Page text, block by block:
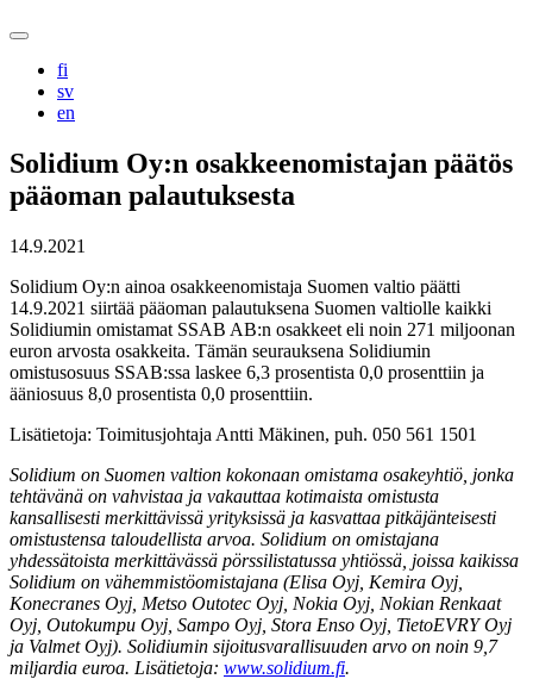
Search
site
fi
sv
en
Solidium Oy:n osakkeenomistajan päätös
pääoman palautuksesta
14.9.2021
Solidium Oy:n ainoa osakkeenomistaja Suomen valtio päätti
14.9.2021 siirtää pääoman palautuksena Suomen valtiolle kaikki
Solidiumin omistamat SSAB AB:n osakkeet eli noin 271 miljoonan
euron arvosta osakkeita. Tämän seurauksena Solidiumin
omistusosuus SSAB:ssa laskee 6,3 prosentista 0,0 prosenttiin ja
ääniosuus 8,0 prosentista 0,0 prosenttiin.
Lisätietoja: Toimitusjohtaja Antti Mäkinen, puh. 050 561 1501
Solidium on Suomen valtion kokonaan omistama osakeyhtiö, jonka
tehtävänä on vahvistaa ja vakauttaa kotimaista omistusta
kansallisesti merkittävissä yrityksissä ja kasvattaa pitkäjänteisesti
omistustensa taloudellista arvoa. Solidium on omistajana
yhdessätoista merkittävässä pörssilistatussa yhtiössä, joissa kaikissa
Solidium on vähemmistöomistajana (Elisa Oyj, Kemira Oyj,
Konecranes Oyj, Metso Outotec Oyj, Nokia Oyj, Nokian Renkaat
Oyj, Outokumpu Oyj, Sampo Oyj, Stora Enso Oyj, TietoEVRY Oyj
ja Valmet Oyj). Solidiumin sijoitusvarallisuuden arvo on noin 9,7
miljardia euroa. Lisätietoja: www.solidium.fi.